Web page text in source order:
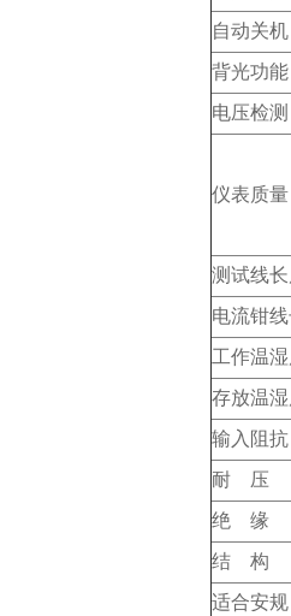
自动关机
背光功能
电压检测
仪表质量
测试线
电流钳
工作温
存放温
输入阻抗
耐 压
绝 缘
结 构
适合安规